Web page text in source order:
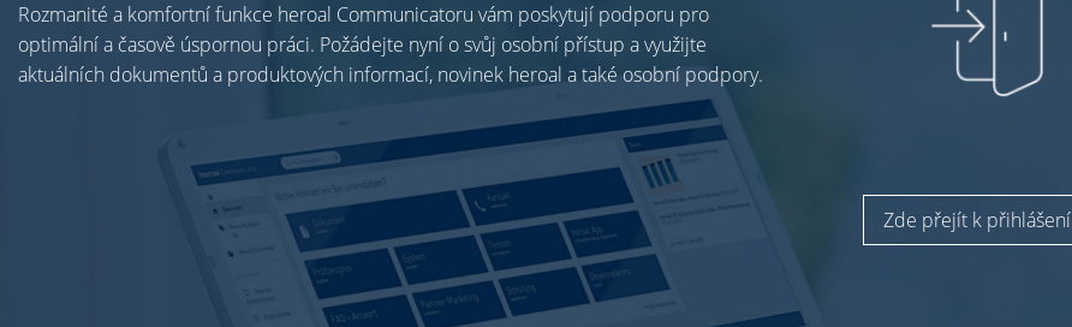
Rozmanité a komfortní funkce heroal Communicatoru vám poskytují podporu pro
optimální a časově úspornou práci. Požádejte nyní o svůj osobní přístup a využijte
aktuálních dokumentů a produktových informací, novinek heroal a také osobní podpory.
Zde přejít k přihlášení